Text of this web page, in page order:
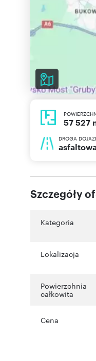
57 527
DROGA
Szczegóły
Kategoria
Lokalizacja
Powierzchnia
całkowita
Cena